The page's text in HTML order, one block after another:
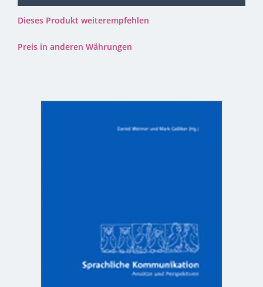
Dieses Produkt weiterempfehlen
Preis in anderen Währungen